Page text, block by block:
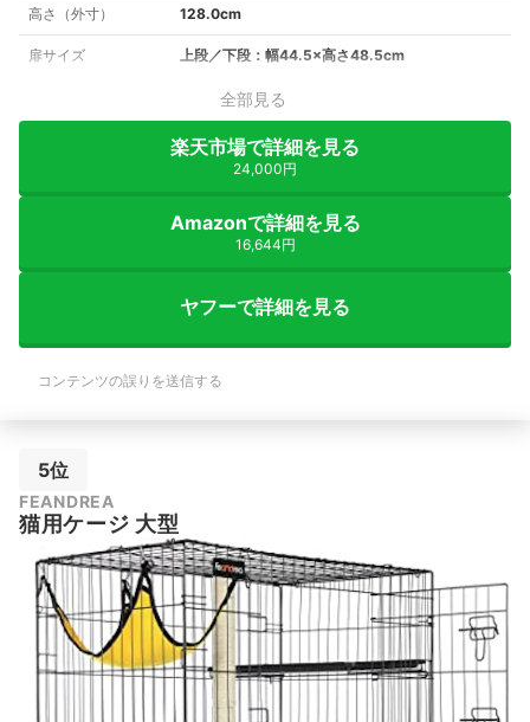
高さ（外寸） 128.0cm
扉サイズ 上段／下段：幅44.5×高さ48.5cm
全部見る
楽天市場で詳細を見る
24,000円
Amazonで詳細を見る
16,644円
ヤフーで詳細を見る
コンテンツの誤りを送信する
5位
FEANDREA
猫用ケージ 大型